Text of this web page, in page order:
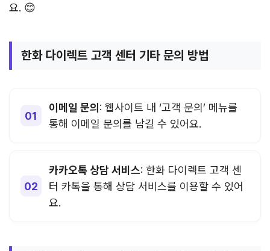
요. 😊
한화 다이렉트 고객 센터 기타 문의 방법
이메일 문의: 웹사이트 내 ‘고객 문의’ 메뉴를
통해 이메일 문의를 남길 수 있어요.
카카오톡 상담 서비스: 한화 다이렉트 고객 센
터 카톡을 통해 상담 서비스를 이용할 수 있어
요.